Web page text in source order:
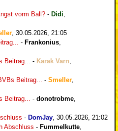
vorm Ball? - Didi
30.05.2026, 21:05
- Frankonius
Beitrag...
- Karak Varn
Beitrag...
- Smeller
Beitrag...
- donotrobme
- DomJay 30.05.2026, 21:02
Abschluss - Fummelkutte